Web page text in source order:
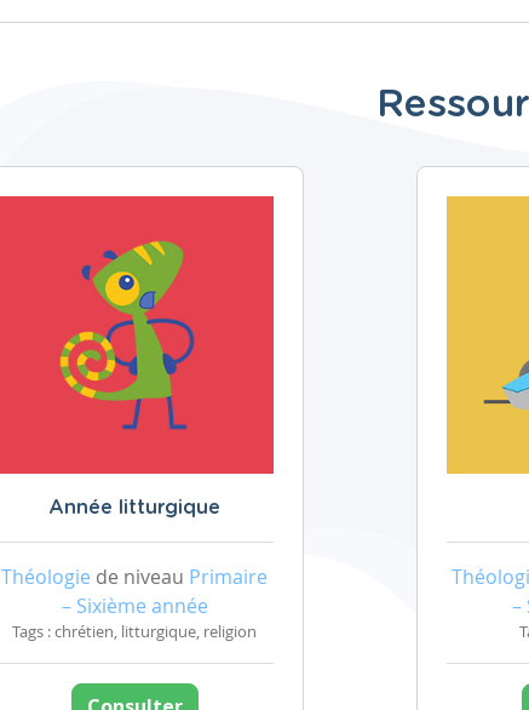
Année litturgique
Théologie de niveau Primaire
– Sixième année
Tags : chrétien, litturgique, religion
–